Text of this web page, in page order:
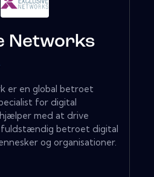
Networks
er en global betroet
for digital
med at drive
fuldstændig betroet digital
og organisationer.